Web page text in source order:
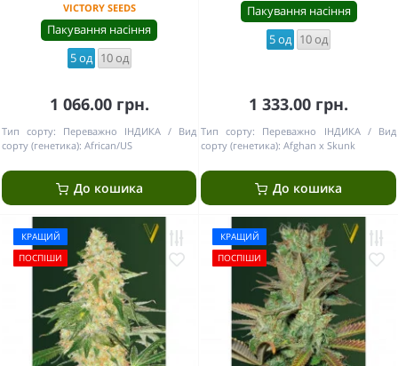
VICTORY SEEDS
Пакування насіння
5 од 10 од
1 066.00 грн.
Тип сорту: Переважно ІНДИКА
Вид
сорту (генетика): African/US
До кошика
Пакування насіння
5 од 10 од
1 333.00 грн.
Тип сорту: Переважно ІНДИКА
Вид
сорту (генетика): Afghan x Skunk
До кошика
КРАЩИЙ
ПОСПІШИ
КРАЩИЙ
ПОСПІШИ